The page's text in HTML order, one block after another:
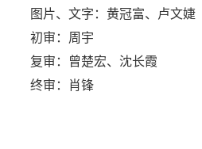
图片、文字：黄冠富、卢文婕
初审：周宇
复审：曾楚宏、沈长霞
终审：肖锋